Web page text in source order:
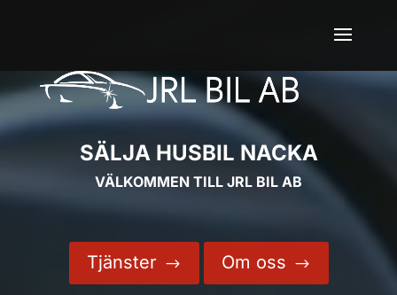
SÄLJA HUSBIL NACKA
VÄLKOMMEN TILL JRL BIL AB
Tjänster $ Om oss $